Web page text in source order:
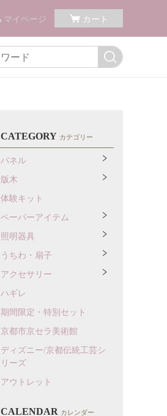
マイページ カート
CATEGORY カテゴリー
パネル
版木
体験キット
ペーパーアイテム
照明器具
うちわ・扇子
アクセサリー
ハギレ
期間限定・特別セット
京都市京セラ美術館
ディズニー/京都伝統工芸シ
リーズ
アウトレット
CALENDAR カレンダー